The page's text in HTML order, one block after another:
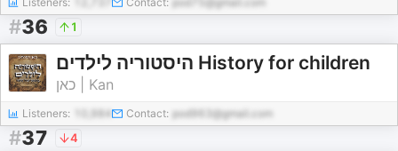
#36 1
היסטוריה לילדים History for children
כאן | Kan
Listeners: 10,984 Contact: pod963@gmail.com
#37 4